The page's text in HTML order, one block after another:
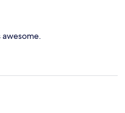
awesome.